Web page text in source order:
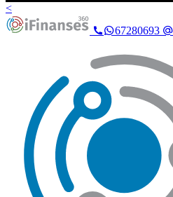
<
67280693